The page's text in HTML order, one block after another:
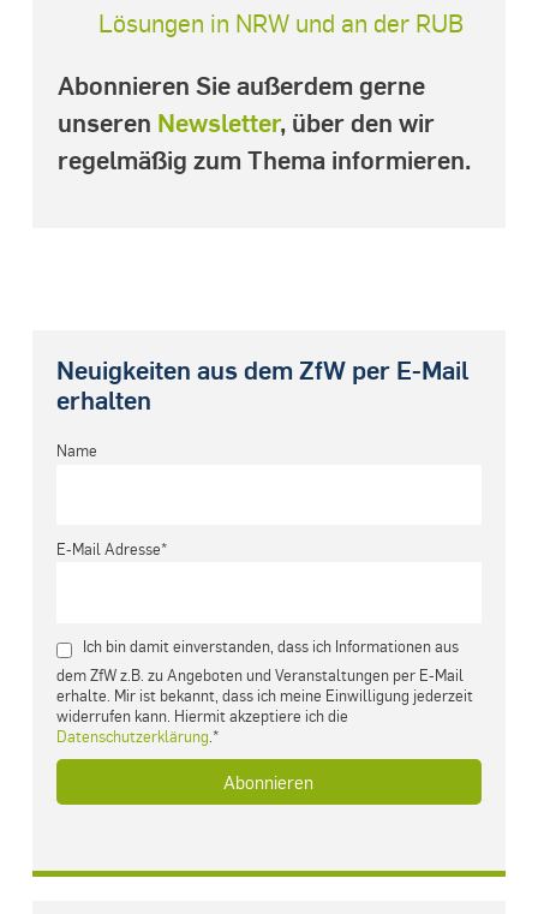
Lösungen in NRW und an der RUB
Abonnieren Sie außerdem gerne
unseren Newsletter, über den wir
regelmäßig zum Thema informieren.
Neuigkeiten aus dem ZfW per E-Mail
erhalten
Name
E-Mail Adresse*
Ich bin damit einverstanden, dass ich Informationen aus
dem ZfW z.B. zu Angeboten und Veranstaltungen per E-Mail
erhalte. Mir ist bekannt, dass ich meine Einwilligung jederzeit
widerrufen kann. Hiermit akzeptiere ich die
Datenschutzerklärung .*